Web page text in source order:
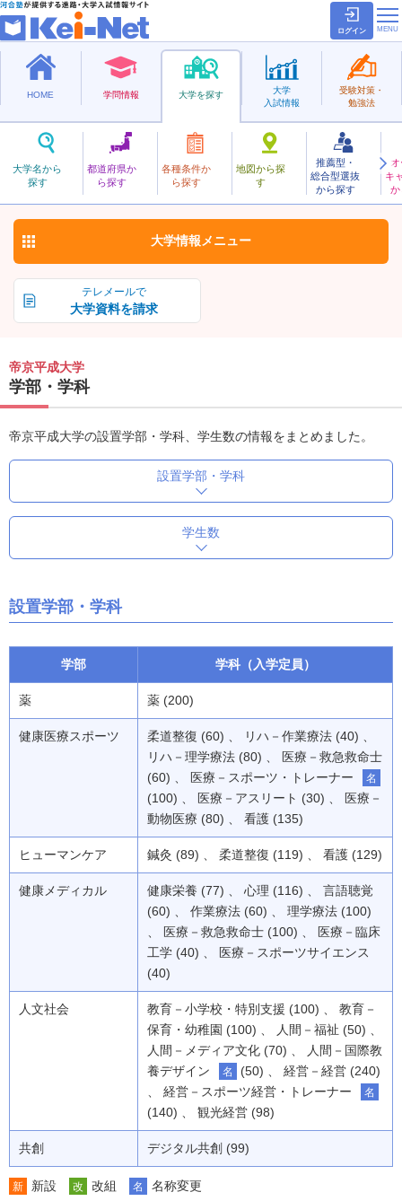
ログイン
HOME 学問情報 大学を探す
大学名から
探す
都道府県か
ら探す
各種条件か
ら探す
地図から探
す
推薦型・
総合型選抜
から探す
キ
か
大学
入試情報
受験対策・
勉強法
私立
ていきょうへいせい
帝京平成大学 お気に入り
テレメールで
大学資料を請求
大学情報 メニュー
帝京平成大学
学部・学科
帝京平成大学の設置学部・学科、学生数の情報をまとめました。
設置学部・学科
学生数
設置学部・学科
学部 学科（入学定員）
薬 薬 (200)
健康医療スポーツ
柔道整復 (60) 、 リハ－作業療法 (40) 、
リハ－理学療法 (80) 、 医療－救急救命士
(60) 、 医療－スポーツ・トレーナー
名
(100) 、 医療－アスリート (30) 、 医療－
動物医療 (80) 、 看護 (135)
ヒューマンケア 鍼灸 (89) 、 柔道整復 (119) 、 看護 (129)
健康メディカル
健康栄養 (77) 、 心理 (116) 、 言語聴覚
(60) 、 作業療法 (60) 、 理学療法 (100)
、 医療－救急救命士 (100) 、 医療－臨床
工学 (40) 、 医療－スポーツサイエンス
(40)
人文社会
教育－小学校・特別支援 (100) 、 教育－
保育・幼稚園 (100) 、 人間－福祉 (50) 、
人間－メディア文化 (70) 、 人間－国際教
養デザイン
名
(50) 、 経営－経営 (240)
、 経営－スポーツ経営・トレーナー
名
(140) 、 観光経営 (98)
共創 デジタル共創 (99)
新 新設 改 改組 名 名称変更